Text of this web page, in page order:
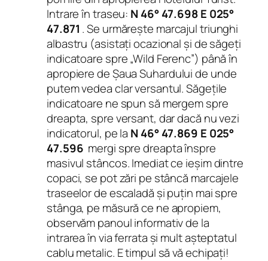
Intrare în traseu: N 46° 47.698 E 025°
47.871 . Se urmărește marcajul triunghi
albastru (asistați ocazional și de săgeți
indicatoare spre „Wild Ferenc”) până în
apropiere deȘaua Suharduluide unde
putem vedea clar versantul. Săgețile
indicatoare ne spun să mergem spre
dreapta, spre versant, dar dacă nu vezi
indicatorul, pe la N 46° 47.869 E 025°
47.596 mergi spre dreapta înspre
masivul stâncos. Imediat ce ieșim dintre
copaci, se pot zări pe stâncă marcajele
traseelor de escaladă și puțin mai spre
stânga, pe măsură ce ne apropiem,
observăm panoul informativ de la
intrarea în via ferrata și mult așteptatul
cablu metalic. E timpul să vă echipați!